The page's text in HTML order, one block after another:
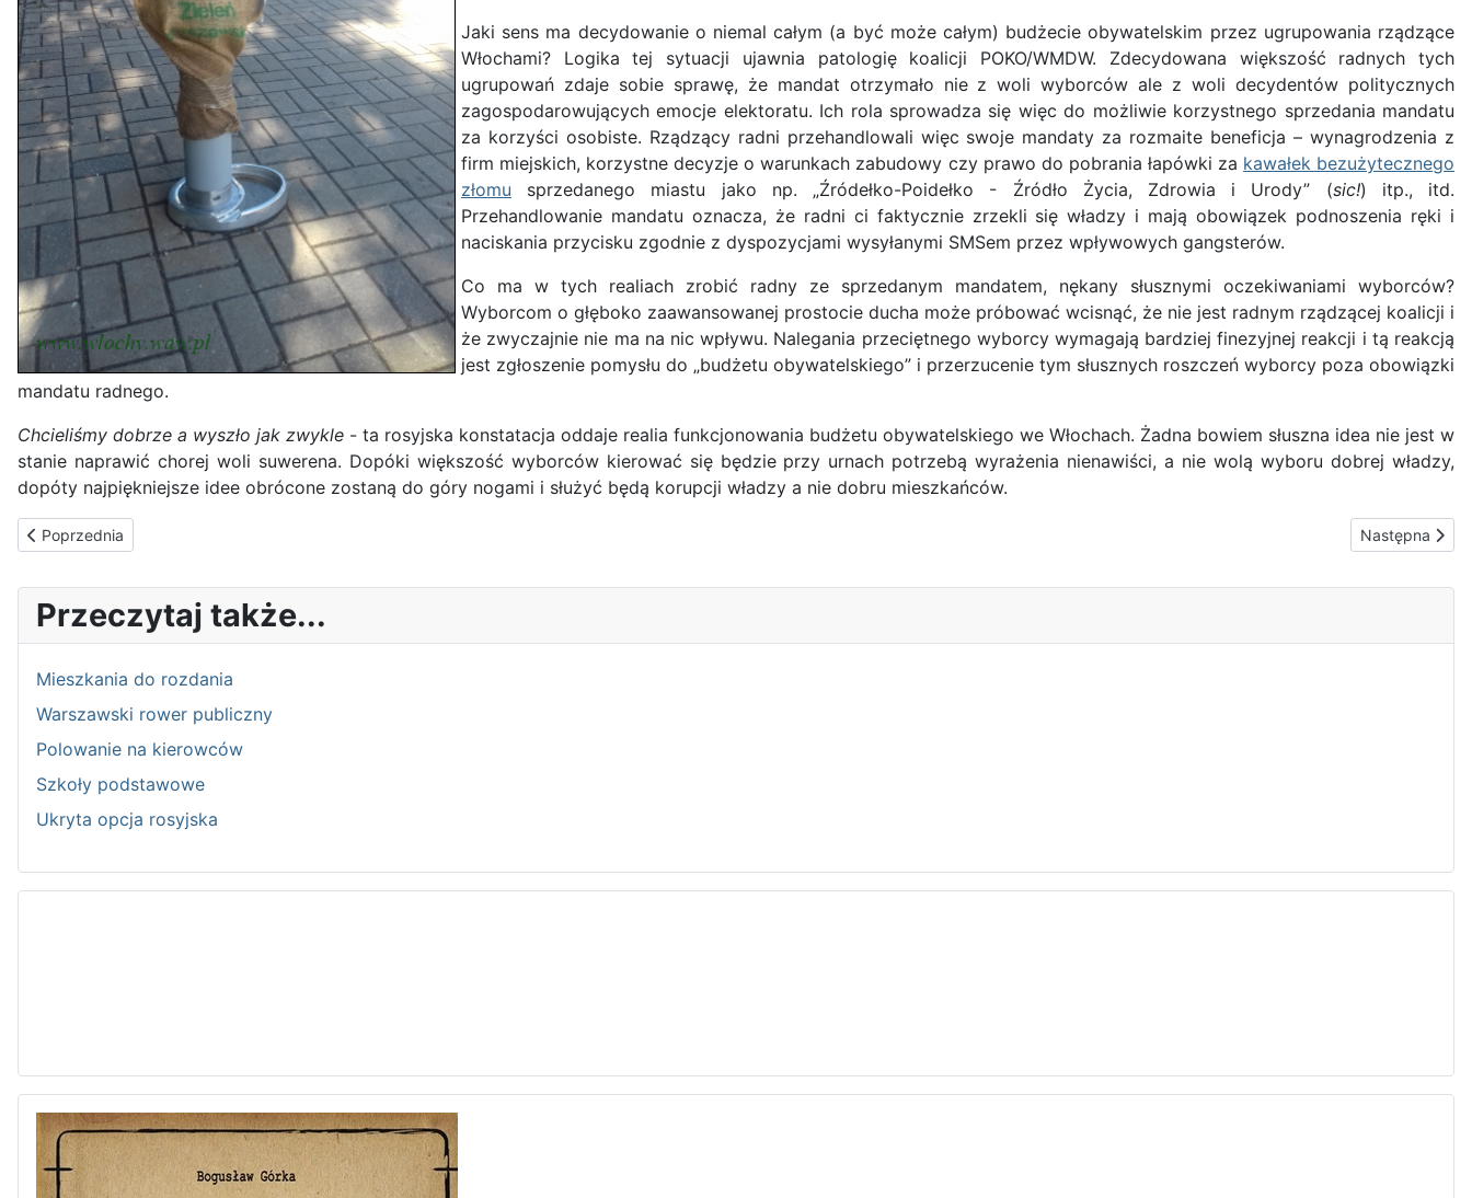
Jaki sens ma decydowanie o niemal całym (a być może całym) budżecie obywatelskim przez ugrupowania rządzące
Włochami? Logika tej sytuacji ujawnia patologię koalicji POKO/WMDW. Zdecydowana większość radnych tych
ugrupowań zdaje sobie sprawę, że mandat otrzymało nie z woli wyborców ale z woli decydentów politycznych
zagospodarowujących emocje elektoratu. Ich rola sprowadza się więc do możliwie korzystnego sprzedania mandatu
za korzyści osobiste. Rządzący radni przehandlowali więc swoje mandaty za rozmaite beneficja – wynagrodzenia z
firm miejskich, korzystne decyzje o warunkach zabudowy czy prawo do pobrania łapówki za kawałek bezużytecznego
złomu sprzedanego miastu jako np. „Źródełko-Poidełko - Źródło Życia, Zdrowia i Urody” (sic!) itp., itd.
Przehandlowanie mandatu oznacza, że radni ci faktycznie zrzekli się władzy i mają obowiązek podnoszenia ręki i
naciskania przycisku zgodnie z dyspozycjami wysyłanymi SMSem przez wpływowych gangsterów.
Co ma w tych realiach zrobić radny ze sprzedanym mandatem, nękany słusznymi oczekiwaniami wyborców?
Wyborcom o głęboko zaawansowanej prostocie ducha może próbować wcisnąć, że nie jest radnym rządzącej koalicji i
że zwyczajnie nie ma na nic wpływu. Nalegania przeciętnego wyborcy wymagają bardziej finezyjnej reakcji i tą reakcją
jest zgłoszenie pomysłu do „budżetu obywatelskiego” i przerzucenie tym słusznych roszczeń wyborcy poza obowiązki
mandatu radnego.
Chcieliśmy dobrze a wyszło jak zwykle - ta rosyjska konstatacja oddaje realia funkcjonowania budżetu obywatelskiego we Włochach. Żadna bowiem słuszna idea nie jest w
stanie naprawić chorej woli suwerena. Dopóki większość wyborców kierować się będzie przy urnach potrzebą wyrażenia nienawiści, a nie wolą wyboru dobrej władzy,
dopóty najpiękniejsze idee obrócone zostaną do góry nogami i służyć będą korupcji władzy a nie dobru mieszkańców.
Poprzednia strona: Ekstaza nad wychodkiem
Poprzednia Następna
Następna
Przeczytaj także...
Mieszkania do rozdania
Warszawski rower publiczny
Polowanie na kierowców
Szkoły podstawowe
Ukryta opcja rosyjska